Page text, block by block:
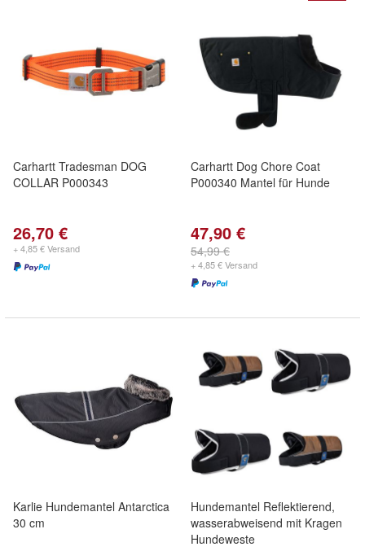
Carhartt Tradesman DOG
COLLAR P000343
26,70 €
+ 4,85 € Versand
Carhartt Dog Chore Coat
P000340 Mantel für Hunde
47,90 €
54,99 €
+ 4,85 € Versand
Karlie Hundemantel Antarctica
30 cm
Hundemantel Reflektierend,
wasserabweisend mit Kragen
Hundeweste